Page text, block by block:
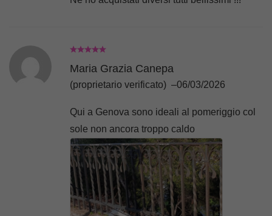
Maria Grazia Canepa
(proprietario verificato) –06/03/2026
Qui a Genova sono ideali al pomeriggio col
sole non ancora troppo caldo